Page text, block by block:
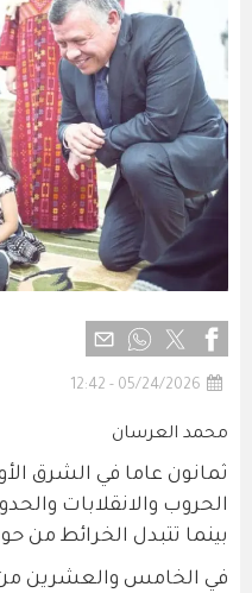
05/24/2026 - 12:42
محمد العرسان
ثمانون عاما في الشرق
الحروب والانقلابات
بينما تتبدل الخرائط من
في الخامس والعشرين من